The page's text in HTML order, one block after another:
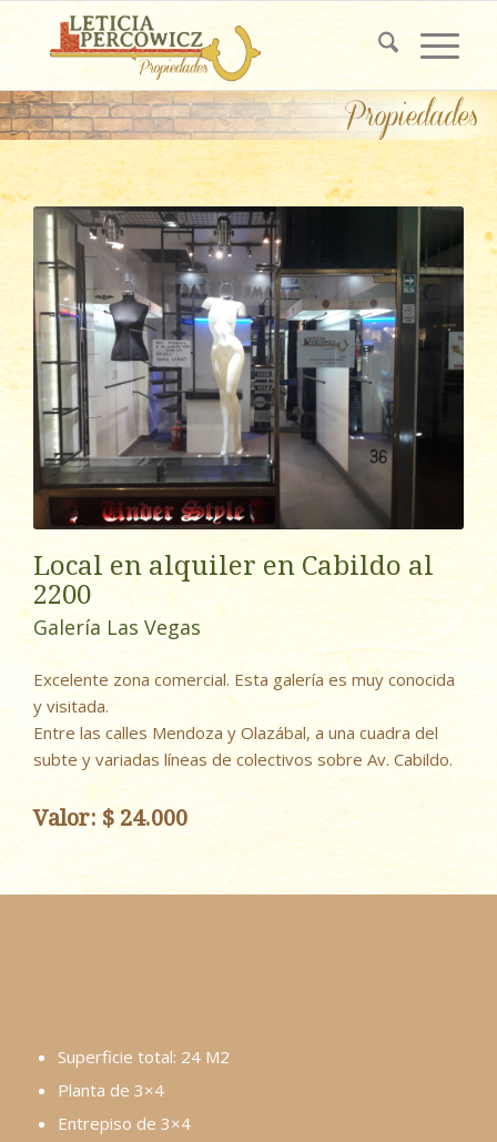
Local en alquiler en Cabildo al
2200
Galería Las Vegas
Excelente zona comercial. Esta galería es muy conocida
y visitada.
Entre las calles Mendoza y Olazábal, a una cuadra del
subte y variadas líneas de colectivos sobre Av. Cabildo.
Valor: $ 24.000
Superficie total: 24 M2
Planta de 3×4
Entrepiso de 3×4